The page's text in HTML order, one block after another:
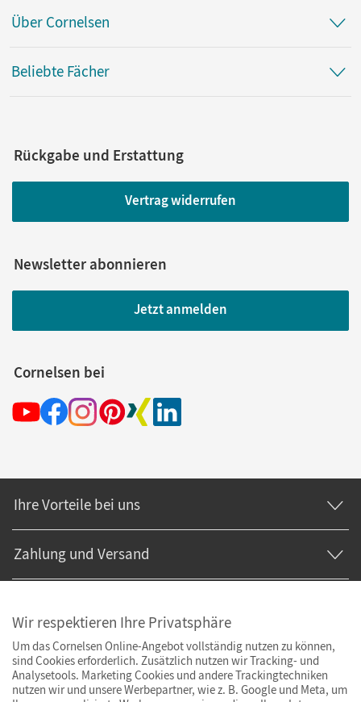
Über Cornelsen
Beliebte Fächer
Rückgabe und Erstattung
Vertrag widerrufen
Newsletter abonnieren
Jetzt anmelden
Cornelsen bei
Ihre Vorteile bei uns
Zahlung und Versand
Wir respektieren Ihre Privatsphäre
Um das Cornelsen Online-Angebot vollständig nutzen zu können,
sind Cookies erforderlich. Zusätzlich nutzen wir Tracking- und
Analysetools. Marketing Cookies und andere Trackingtechniken
nutzen wir und unsere Werbepartner, wie z. B. Google und Meta, um